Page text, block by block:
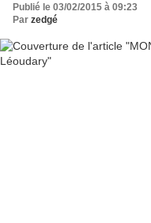
Publié le 03/02/2015 à 09:23
Par zedgé